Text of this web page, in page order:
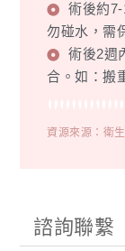
術後約
勿碰水，需
術後2週
合。如：搬
資源來源：衛
諮詢聯繫